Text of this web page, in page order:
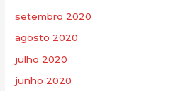
setembro 2020
agosto 2020
julho 2020
junho 2020